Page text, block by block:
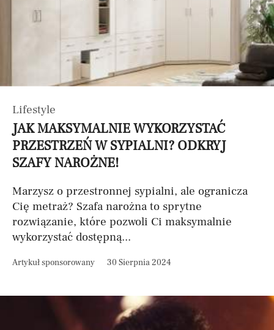
Lifestyle
JAK MAKSYMALNIE WYKORZYSTAĆ
PRZESTRZEŃ W SYPIALNI? ODKRYJ
SZAFY NAROŻNE!
Marzysz o przestronnej sypialni, ale ogranicza
Cię metraż? Szafa narożna to sprytne
rozwiązanie, które pozwoli Ci maksymalnie
wykorzystać dostępną...
Artykuł sponsorowany 30 Sierpnia 2024